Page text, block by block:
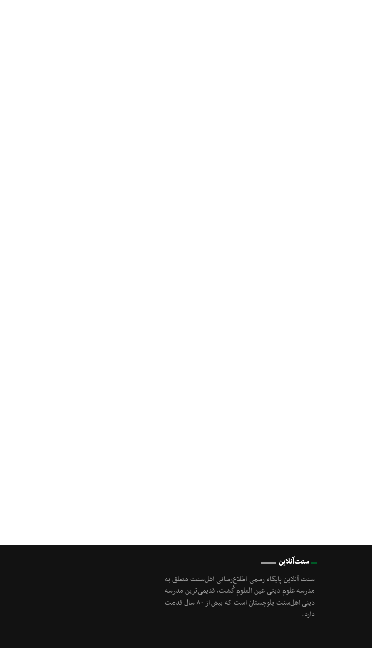
سنت‌آنلاین
سنت آنلاین پایگاه رسمی اطلاع‌رسانی اهل‌سنت متعلق به
مدرسه علوم دینی عین العلوم گُشت, قدیمی‌ترین مدرسه
دینی اهل‌سنت بلوچستان است که بیش از ۸۰ سال قدمت
دارد.